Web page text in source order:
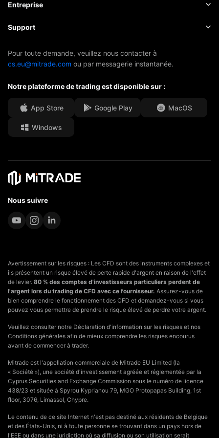
Principes de base
EBook
Entreprise
À propos de Mitrade
Nos distinctions
Centre média
Opportunités de carrière
Documents juridiques
Support
Centre d'aide
FAQ
Pour toute demande, veuillez nous contacter à
cs.eu@mitrade.com ou par messagerie instantanée.
Notre plateforme de trading est disponible sur :
App Store Google Play MacOS
Windows
Nous suivre
Avertissement sur les risques : Les CFD sont des instruments complexes et
ils présentent un risque élevé de perte rapide d'argent en raison de l'effet
de levier. 80 % des comptes d'investisseurs particuliers perdent de
l'argent lors du trading de CFD avec ce fournisseur. Assurez-vous de
bien comprendre le fonctionnement des CFD et demandez-vous si vous
pouvez vous permettre de prendre le risque élevé de perdre votre argent.
Veuillez consulter notre Déclaration d'information sur les risques et nos
Conditions générales afin de mieux comprendre les risques encourus
avant de commencer à trader.
Mitrade est l'appellation commerciale de Mitrade EU Limited (la
« Société »), une société d'investissement agréée et réglementée par la
Cyprus Securities and Exchange Commission sous le numéro de licence
438/23 et située à Spyrou Kyprianou 79, MGO Protopapas Building, 1st
floor, 3076, Limassol, Chypre.
Le contenu de ce site Internet n'est pas destiné aux résidents de Belgique
et des États-Unis, ni à toute personne se trouvant dans un pays hors de
l'EEE ou dans une juridiction où sa diffusion ou son utilisation serait